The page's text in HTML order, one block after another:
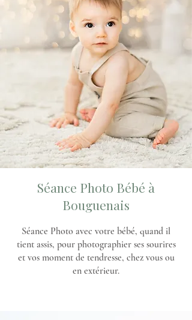
Séance Photo Bébé à
Bouguenais
Séance Photo avec votre bébé, quand il
tient assis, pour photographier ses sourires
et vos moment de tendresse, chez vous ou
en extérieur.